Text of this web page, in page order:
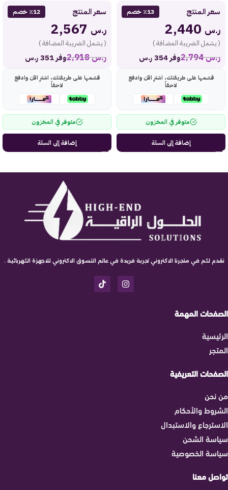
سعر المنتج ٪13 خصم
ر.س
( يشمل الضريبة المضافة )
ر.س2,794 وفر 354 ر.س
قسّمها على طريقتك، اشترِ الآن وادفع
لاحقاً
متوفر في المخزون
إضافة إلى السلة
سعر المنتج ٪12 خصم
ر.س
( يشمل الضريبة المضافة )
ر.س2,918 وفر 351 ر.س
قسّمها على طريقتك، اشترِ الآن وادفع
لاحقاً
متوفر في المخزون
إضافة إلى السلة
نقدم لكم في متجرنا الاكتروني تجربة فريدة في عالم التسوق الاكتروني للاجهزة الكهربائية .
الصفحات المهمة
الرئيسية
المتجر
الصفحات التعريفية
من نحن
الشروط والأحكام
الاسترجاع والاستبدال
سياسة الشحن
سياسة الخصوصية
تواصل معنا